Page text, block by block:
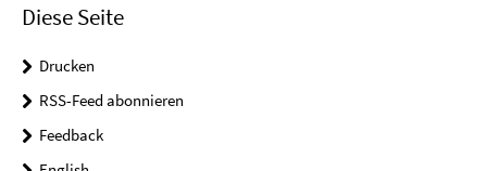
Diese Seite
Drucken
RSS-Feed abonnieren
Feedback